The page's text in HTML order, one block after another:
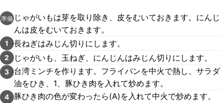
準備 じゃがいもは芽を取り除き、皮をむいておきます。にんじ
んは皮をむいておきます。
1 長ねぎはみじん切りにします。
2 じゃがいも、玉ねぎ、にんじんはみじん切りにします。
3
台湾ミンチを作ります。フライパンを中火で熱し、サラダ
油をひき、1、豚ひき肉を入れて炒めます。
4
豚ひき肉の色が変わったら(A)を入れて中火で炒めます。